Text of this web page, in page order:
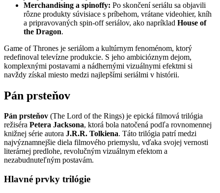
Merchandising a spinoffy: Po skončení seriálu sa objavili
rôzne produkty súvisiace s príbehom, vrátane videohier, kníh
a pripravovaných spin-off seriálov, ako napríklad House of
the Dragon.
Game of Thrones je seriálom a kultúrnym fenoménom, ktorý
redefinoval televízne produkcie. S jeho ambicióznym dejom,
komplexnými postavami a nádhernými vizuálnymi efektmi si
navždy získal miesto medzi najlepšími seriálmi v histórii.
Pán prsteňov
Pán prsteňov (The Lord of the Rings) je epická filmová trilógia
režiséra Petera Jacksona, ktorá bola natočená podľa rovnomennej
knižnej série autora J.R.R. Tolkiena. Táto trilógia patrí medzi
najvýznamnejšie diela filmového priemyslu, vďaka svojej vernosti
literárnej predlohe, revolučným vizuálnym efektom a
nezabudnuteľným postavám.
Hlavné prvky trilógie